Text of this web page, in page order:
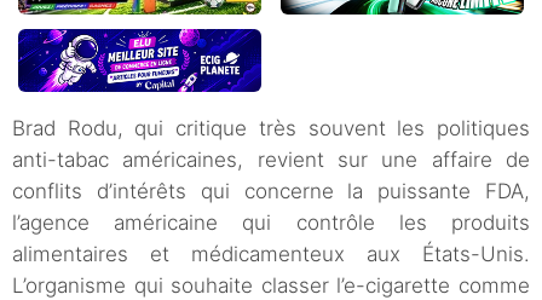
Brad Rodu, qui critique très souvent les politiques
anti-tabac américaines, revient sur une affaire de
conflits d’intérêts qui concerne la puissante FDA,
l’agence américaine qui contrôle les produits
alimentaires et médicamenteux aux États-Unis.
L’organisme qui souhaite classer l’e-cigarette comme